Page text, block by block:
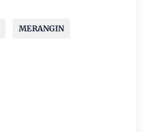
MERANGIN